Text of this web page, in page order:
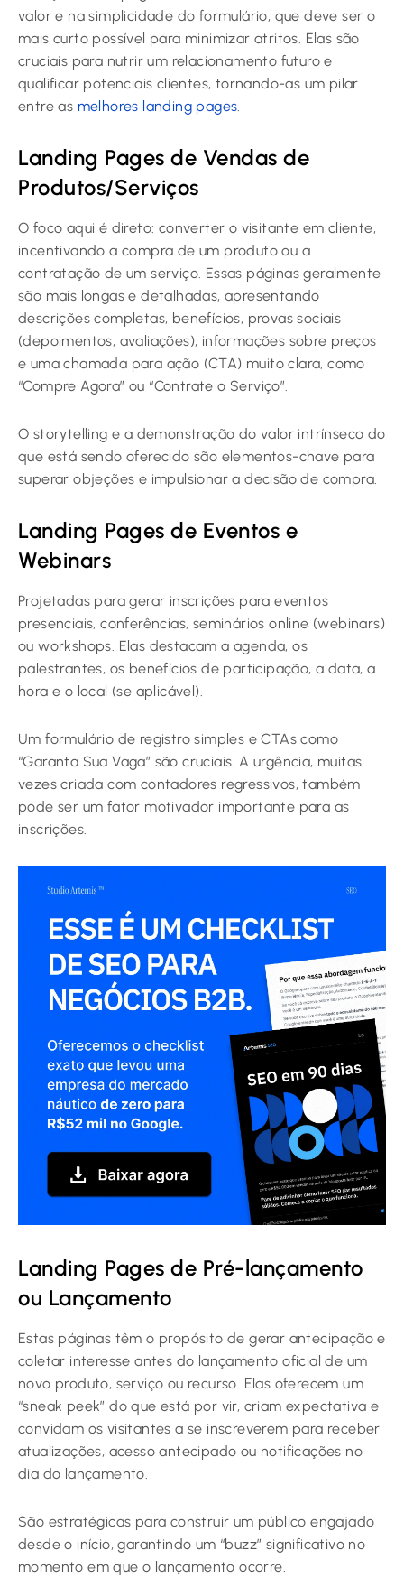
valor e na simplicidade do formulário, que deve ser o
mais curto possível para minimizar atritos. Elas são
cruciais para nutrir um relacionamento futuro e
qualificar potenciais clientes, tornando-as um pilar
entre as melhores landing pages
Landing Pages de Vendas de
Produtos/Serviços
O foco aqui é direto: converter o visitante em cliente,
incentivando a compra de um produto ou a
contratação de um serviço. Essas páginas geralmente
são mais longas e detalhadas, apresentando
descrições completas, benefícios, provas sociais
(depoimentos, avaliações), informações sobre preços
e uma chamada para ação (CTA) muito clara, como
“Compre Agora” ou “Contrate o Serviço”.
O storytelling e a demonstração do valor intrínseco do
que está sendo oferecido são elementos-chave para
superar objeções e impulsionar a decisão de compra.
Landing Pages de Eventos e
Webinars
Projetadas para gerar inscrições para eventos
presenciais, conferências, seminários online (webinars)
ou workshops. Elas destacam a agenda, os
palestrantes, os benefícios de participação, a data, a
hora e o local (se aplicável).
Um formulário de registro simples e CTAs como
“Garanta Sua Vaga” são cruciais. A urgência, muitas
vezes criada com contadores regressivos, também
pode ser um fator motivador importante para as
inscrições.
Landing Pages de Pré-lançamento
ou Lançamento
Estas páginas têm o propósito de gerar antecipação e
coletar interesse antes do lançamento oficial de um
novo produto, serviço ou recurso. Elas oferecem um
“sneak peek” do que está por vir, criam expectativa e
convidam os visitantes a se inscreverem para receber
atualizações, acesso antecipado ou notificações no
dia do lançamento.
São estratégicas para construir um público engajado
desde o início, garantindo um “buzz” significativo no
momento em que o lançamento ocorre.